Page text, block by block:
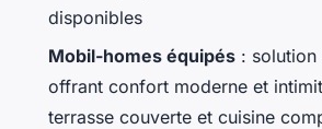
disponibles
Mobil-homes équipés : solution
offrant confort moderne et
terrasse couverte et cuisine